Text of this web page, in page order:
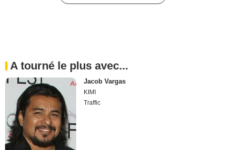
A tourné le plus avec...
Jacob Vargas
KIMI
Traffic